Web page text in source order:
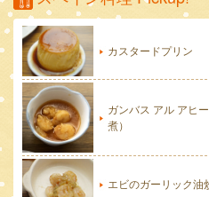
カスタードプリン
ガンバス アル アヒ
煮）
エビのガーリック油